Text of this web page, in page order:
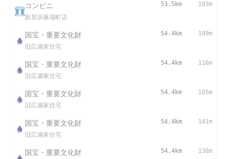
コンビニ
新居浜篠場町店
53.5km 183m
国宝・重要文化財
旧広瀬家住宅
54.4km 109m
国宝・重要文化財
旧広瀬家住宅
54.4km 116m
国宝・重要文化財
旧広瀬家住宅
54.4km 105m
国宝・重要文化財
旧広瀬家住宅
54.4km 141m
国宝・重要文化財 54.4km 138m